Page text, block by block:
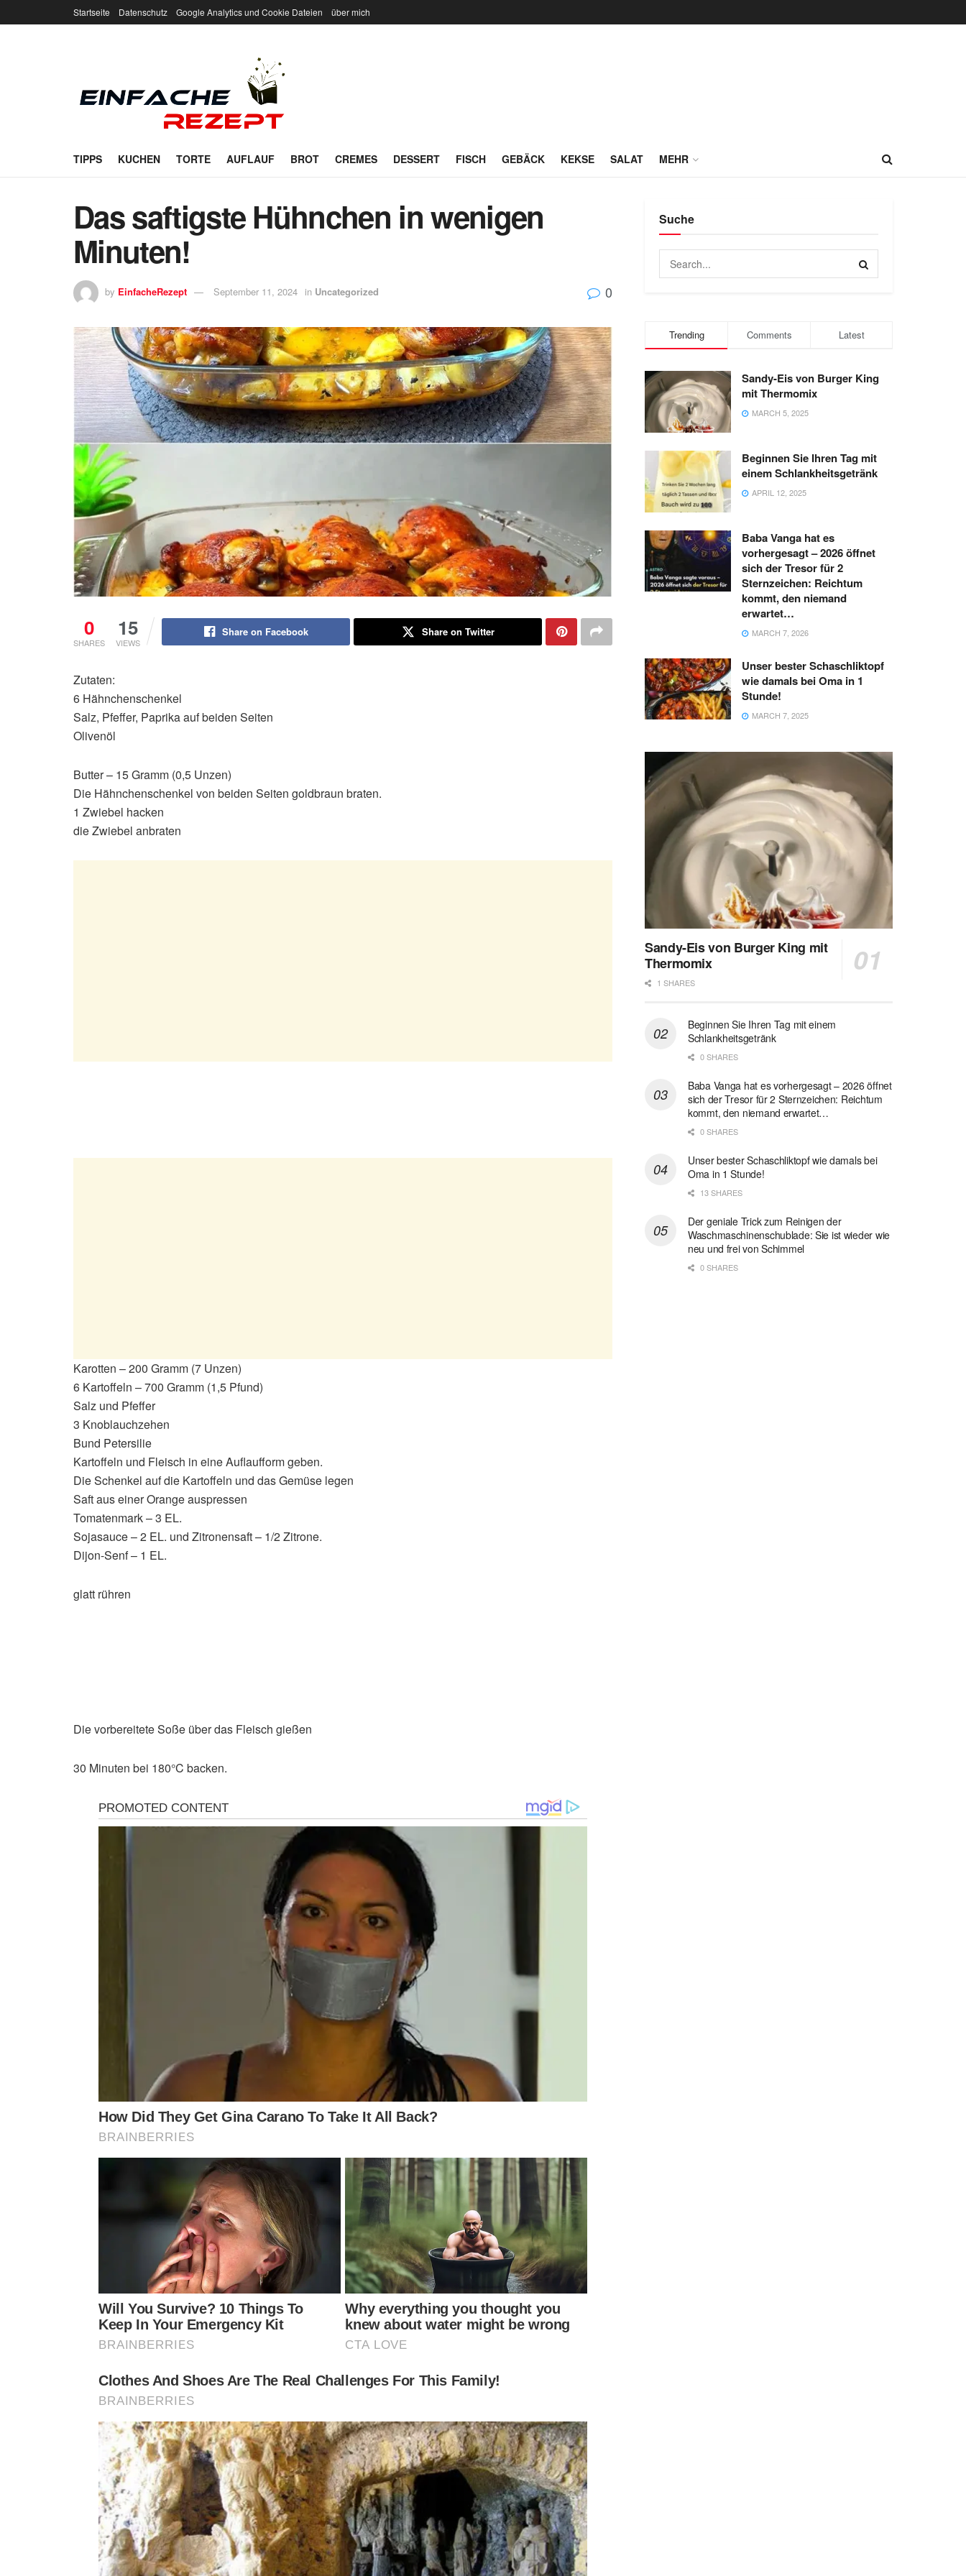
Startseite Datenschutz Google Analytics und Cookie Dateien über mich
TIPPS KUCHEN TORTE AUFLAUF BROT CREMES DESSERT FISCH GEBÄCK KEKSE SALAT MEHR
Das saftigste Hühnchen in wenigen
Minuten!
by EinfacheRezept September 11, 2024 in Uncategorized 0
0
SHARES
15
VIEWS
Share on Facebook Share on Twitter
Zutaten:
6 Hähnchenschenkel
Salz, Pfeffer, Paprika auf beiden Seiten
Olivenöl
Butter – 15 Gramm (0,5 Unzen)
Die Hähnchenschenkel von beiden Seiten goldbraun braten.
1 Zwiebel hacken
die Zwiebel anbraten
Karotten – 200 Gramm (7 Unzen)
6 Kartoffeln – 700 Gramm (1,5 Pfund)
Salz und Pfeffer
3 Knoblauchzehen
Bund Petersilie
Kartoffeln und Fleisch in eine Auflaufform geben.
Die Schenkel auf die Kartoffeln und das Gemüse legen
Saft aus einer Orange auspressen
Tomatenmark – 3 EL.
Sojasauce – 2 EL. und Zitronensaft – 1/2 Zitrone.
Dijon-Senf – 1 EL.
glatt rühren
Die vorbereitete Soße über das Fleisch gießen
30 Minuten bei 180°C backen.
Suche
Trending Comments Latest
Sandy-Eis von Burger King
mit Thermomix
MARCH 5, 2025
Beginnen Sie Ihren Tag mit
einem Schlankheitsgetränk
APRIL 12, 2025
Baba Vanga hat es
vorhergesagt – 2026 öffnet
sich der Tresor für 2
Sternzeichen: Reichtum
kommt, den niemand
erwartet…
MARCH 7, 2026
Unser bester Schaschliktopf
wie damals bei Oma in 1
Stunde!
MARCH 7, 2025
Sandy-Eis von Burger King mit
Thermomix
1 SHARES
Beginnen Sie Ihren Tag mit einem
Schlankheitsgetränk
0 SHARES
Baba Vanga hat es vorhergesagt – 2026 öffnet
sich der Tresor für 2 Sternzeichen: Reichtum
kommt, den niemand erwartet…
0 SHARES
Unser bester Schaschliktopf wie damals bei
Oma in 1 Stunde!
13 SHARES
Der geniale Trick zum Reinigen der
Waschmaschinenschublade: Sie ist wieder wie
neu und frei von Schimmel
0 SHARES